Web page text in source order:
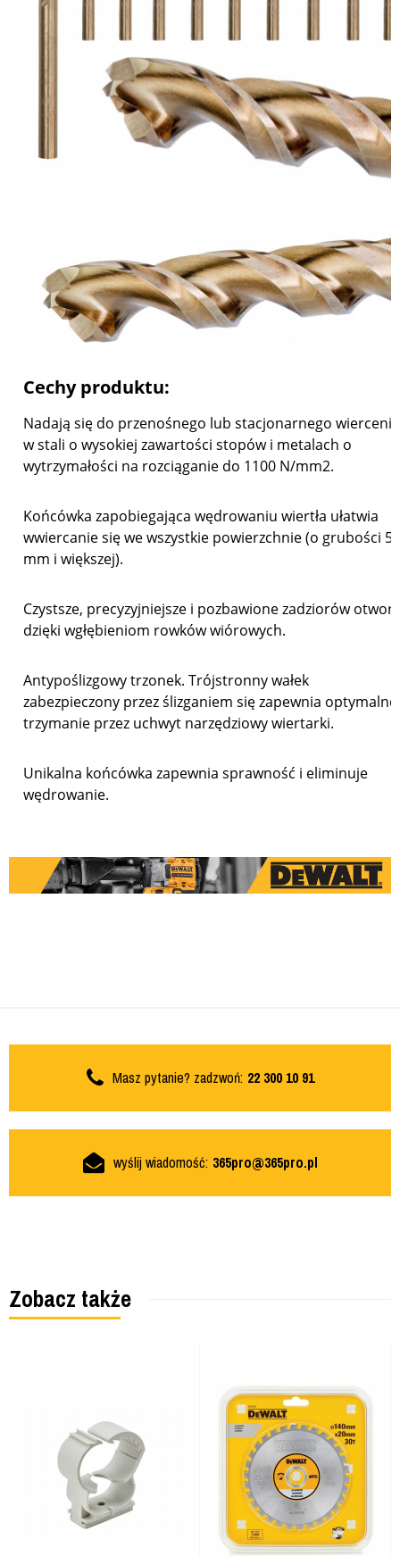
Cechy produktu:
Nadają się do przenośnego lub stacjonarnego wiercenia
w stali o wysokiej zawartości stopów i metalach o
wytrzymałości na rozciąganie do 1100 N/mm2.
Końcówka zapobiegająca wędrowaniu wiertła ułatwia
wwiercanie się we wszystkie powierzchnie (o grubości 5
mm i większej).
Czystsze, precyzyjniejsze i pozbawione zadziorów otwory
dzięki wgłębieniom rowków wiórowych.
Antypoślizgowy trzonek. Trójstronny wałek
zabezpieczony przez ślizganiem się zapewnia optymalne
trzymanie przez uchwyt narzędziowy wiertarki.
Unikalna końcówka zapewnia sprawność i eliminuje
wędrowanie.
Masz pytanie? zadzwoń: 22 300 10 91
wyślij wiadomość: 365pro@365pro.pl
Zobacz także